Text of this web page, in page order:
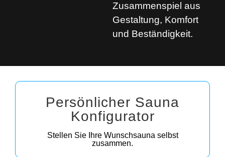
Zusammenspiel aus
Gestaltung, Komfort
und Beständigkeit.
Persönlicher Sauna
Konfigurator
Stellen Sie Ihre Wunschsauna selbst
zusammen.